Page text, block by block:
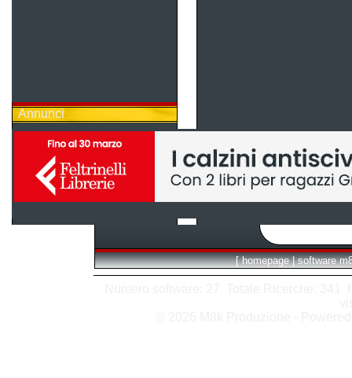
Annunci
[ homepage | software